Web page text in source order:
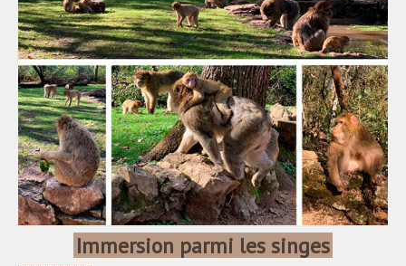
Immersion parmi les singes